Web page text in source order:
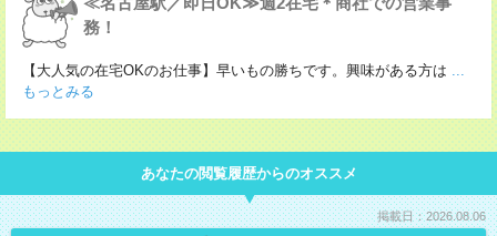
務！
【大人気の在宅OKのお仕事】早いもの勝ちです。興味がある方は ...
もっとみる
あなたの閲覧履歴からのオススメ
掲載日：2026.08.06